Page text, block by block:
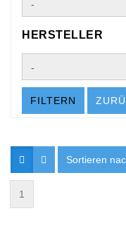
HERSTELLER
HERSTELLER
FILTERN
Sortieren
Sortieren
1